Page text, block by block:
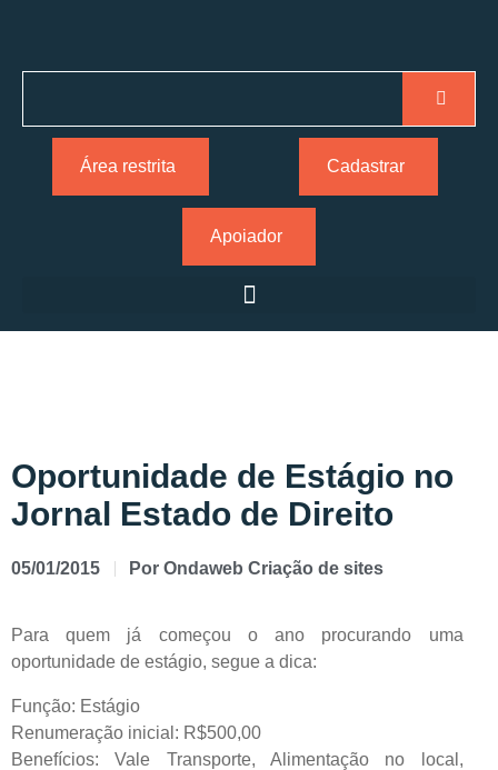
Área restrita Cadastrar
Apoiador
Oportunidade de Estágio no
Jornal Estado de Direito
05/01/2015 Por Ondaweb Criação de sites
Para quem já começou o ano procurando uma
oportunidade de estágio, segue a dica:
Função: Estágio
Renumeração inicial: R$500,00
Benefícios: Vale Transporte, Alimentação no local,